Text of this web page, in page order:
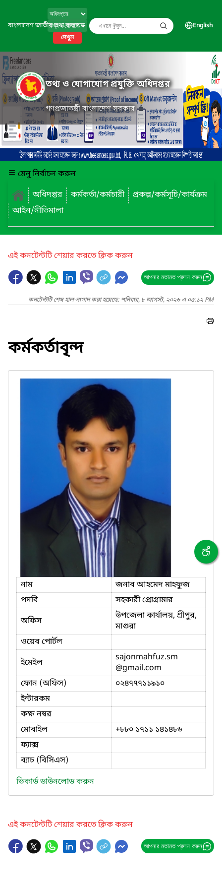
বাংলাদেশ জাতীয় তথ্য বাতায়ন
দেখুন
English
তথ্য ও যোগাযোগ প্রযুক্তি অধিদপ্তর
গণপ্রজাতন্ত্রী বাংলাদেশ সরকার
মেনু নির্বাচন করুন
অধিদপ্তর
কর্মকর্তা/কর্মচারী
প্রকল্প/কর্মসূচি/কার্যক্রম
আইন/নীতিমালা
এই কনটেন্টটি শেয়ার করতে ক্লিক করুন
আপনার মতামত প্রদান করুন
কনটেন্টটি শেষ হাল-নাগাদ করা হয়েছে: শনিবার, ৮ আগস্ট, ২০২৬ এ ০৫:১২ PM
কর্মকর্তাবৃন্দ
নাম
জনাব আহমেদ মাহফুজ
পদবি
সহকারী প্রোগ্রামার
অফিস
উপজেলা কার্যালয়, শ্রীপুর,
মাগুরা
ওয়েব পোর্টল
ইমেইল
sajonmahfuz.sm
@gmail.com
ফোন (অফিস)
০২৪৭৭৭১১৯১০
ইন্টারকম
কক্ষ নম্বর
মোবাইল
+৮৮০ ১৭১১ ১৪১৪৮৬
ফ্যাক্স
ব্যাচ (বিসিএস)
ভিকার্ড ডাউনলোড করুন
এই কনটেন্টটি শেয়ার করতে ক্লিক করুন
আপনার মতামত প্রদান করুন